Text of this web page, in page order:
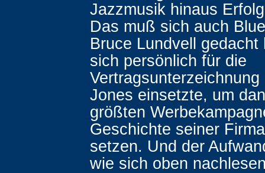
Jazzmusik hinaus
Das muß sich auch
Bruce Lundvell gedacht
sich persönlich für die
Jones einsetzte, um
größten
Geschichte seiner
setzen. Und der
wie sich oben